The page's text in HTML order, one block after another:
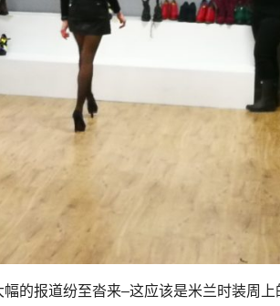
的报道纷至沓来–这应该是米兰时装周上